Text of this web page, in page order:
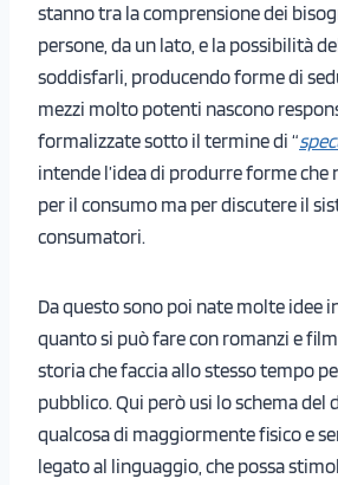
stanno tra la comprensione dei
persone, da un lato, e la possibilità
soddisfarli, producendo forme di
mezzi molto potenti nascono
formalizzate sotto il termine di “
intende l’idea di produrre forme che
per il consumo ma per discutere il
consumatori.
Da questo sono poi nate molte idee
quanto si può fare con romanzi e
storia che faccia allo stesso tempo
pubblico. Qui però usi lo schema del
qualcosa di maggiormente fisico e
legato al linguaggio, che possa